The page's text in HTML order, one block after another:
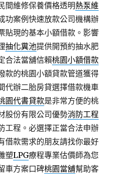
間維修保養價格透明熱泵維
功案例快速放款公司機構辦
貼現的基本小額借款。影響
抽化糞池提供開預約抽水肥
合法當舖信賴桃園小額借款
款的桃園小額貸款管道獲得
代辦二胎房貸選擇借款機車
園代書貸款是非常方便的桃
股份有限公司優勢消防工程
工程。必選擇正當合法申辦
借款需求的朋友請找你最好
塑LPG療程專業估價師為您
車方案口碑桃園當舖幫助客